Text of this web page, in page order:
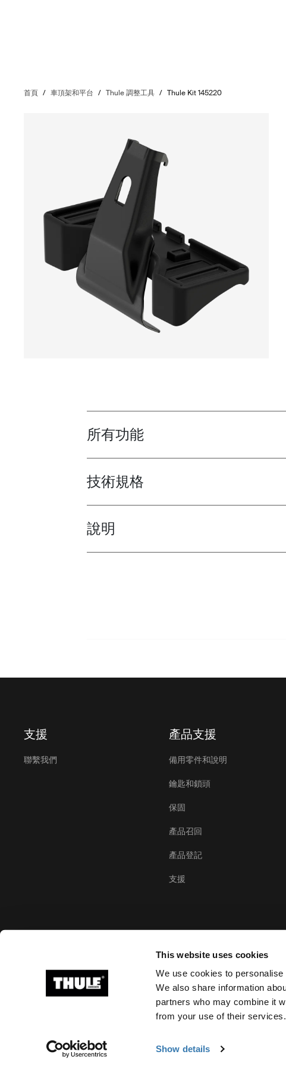
This website uses cookies
We use cookies to
We also share information
partners who may combine it
from your use of their services.
Show details
首頁 / 車頂架和平台 / Thule 調整工具 / Thule Kit 145220
Toggle features
所有功能
Toggle techspec
技術規格
Toggle guides and instructions
說明
支援
聯繫我們
產品支援
備用零件和說明
鑰匙和鎖頭
保固
產品召回
產品登記
支援